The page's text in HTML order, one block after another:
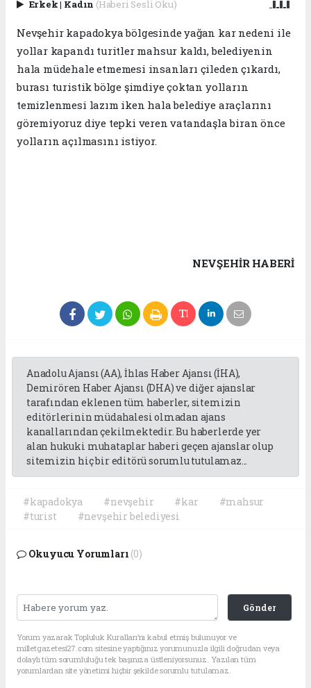
Erkek| Kadın (Haberi Sesli Oku)
Nevşehir kapadokya bölgesinde yağan kar nedeni ile
yollar kapandı turitler mahsur kaldı, belediyenin
hala müdehale etmemesi insanları çileden çıkardı,
burası turistik bölge şimdiye çoktan yolların
temizlenmesi lazım iken hala belediye araçlarını
göremiyoruz diye tepki veren vatandaşla biran önce
yolların açılmasını istiyor.
NEVŞEHIR HABERİ
Anadolu Ajansı (AA), İhlas Haber Ajansı (İHA),
Demirören Haber Ajansı (DHA) ve diğer ajanslar
tarafından eklenen tüm haberler, sitemizin
editörlerinin müdahalesi olmadan ajans
kanallarından çekilmektedir. Bu haberlerde yer
alan hukuki muhataplar haberi geçen ajanslar olup
sitemizin hiç bir editörü sorumlu tutulamaz...
#kapadokya #nevşehir #kar
#mahsur
#turist
#nevşehir belediyesi
Okuyucu Yorumları (0)
Gönder
Yorum yazarak Topluluk Kuralları’nı kabul etmiş bulunuyor ve
milletgazetesi27.com sitesine yaptığınız yorumunuzla ilgili doğrudan veya
dolaylı tüm sorumluluğu tek başınıza üstleniyorsunuz. Yazılan tüm
yorumlardan site yönetimi hiçbir şekilde sorumlu tutulamaz.